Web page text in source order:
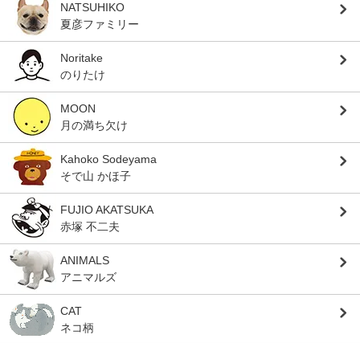
NATSUHIKO
夏彦ファミリー
Noritake
のりたけ
MOON
月の満ち欠け
Kahoko Sodeyama
そで山 かほ子
FUJIO AKATSUKA
赤塚 不二夫
ANIMALS
アニマルズ
CAT
ネコ柄